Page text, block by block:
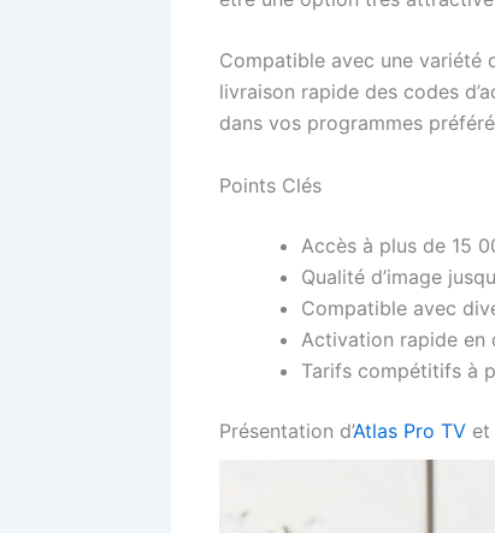
Compatible avec une variété
livraison rapide des codes
dans vos programmes
Points Clés
Accès à plus de 15
Qualité d’image
Compatible avec
Activation rapide en
Tarifs compétitifs à
Présentation d’Atlas Pro TV et